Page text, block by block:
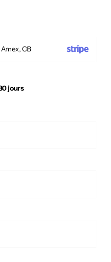
Amex, CB
jours